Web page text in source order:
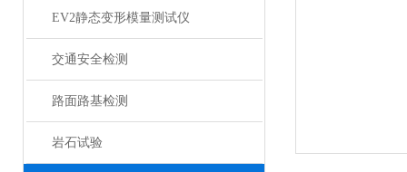
EV2静态变形模量测试仪
交通安全检测
路面路基检测
岩石试验